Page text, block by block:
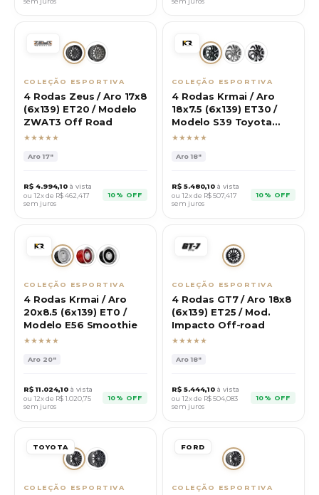
COLEÇÃO ESPORTIVA
4 Rodas Zeus / Aro 17x8
(6x139) ET20 / Modelo
ZWAT3 Off Road
★★★★★
Aro17"
R$ 4.994,10 à vista
ou 12x de R$462,417
sem juros
10% OFF
COLEÇÃO ESPORTIVA
4 Rodas Krmai / Aro
18x7.5 (6x139) ET30 /
Modelo S39 Toyota
SW4
★★★★★
Aro18"
R$ 5.480,10 à vista
ou 12x de R$507,417
sem juros
10% OFF
COLEÇÃO ESPORTIVA
4 Rodas Krmai / Aro
20x8.5 (6x139) ET0 /
Modelo E56 Smoothie
★★★★★
Aro 20"
R$11.024,10 à vista
ou 12x de R$1.020,75
sem juros
10% OFF
COLEÇÃO ESPORTIVA
4 Rodas GT7 / Aro 18x8
(6x139) ET25 / Mod.
Impacto Off-road
★★★★★
Aro18"
R$ 5.444,10 à vista
ou 12x de R$504,083
sem juros
10% OFF
TOYOTA
COLEÇÃO ESPORTIVA
FORD
COLEÇÃO ESPORTIVA